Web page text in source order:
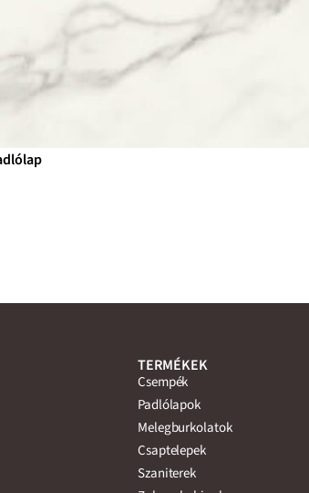
TERMÉKEK
Csempék
Padlólapok
Melegburkolatok
Csaptelepek
Szaniterek